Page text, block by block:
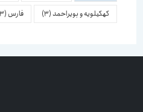
کهکیلویه و بویراحمد(3) فارس(3)